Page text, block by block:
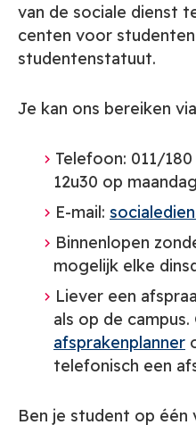
van de sociale dienst
centen voor
studentenstatuut.
Je kan ons bereiken
Telefoon: 011/
12u30 op
E-mail:
Binnenlopen
mogelijk elke
Liever een
als op de campus.
afsprakenplanner
telefonisch een
Ben je student op één